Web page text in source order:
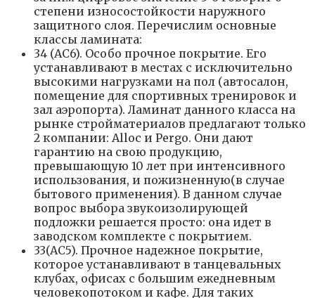
степени износостойкости наружного
защитного слоя. Перечислим основные
классы ламината:
34 (AC6). Особо прочное покрытие. Его
устанавливают в местах с исключительно
высокими нагрузками на пол (автосалон,
помещение для спортивных тренировок и
зал аэропорта). Ламинат данного класса на
рынке стройматериалов предлагают только
2 компании: Alloc и Pergo. Они дают
гарантию на свою продукцию,
превышающую 10 лет при интенсивного
использования, и пожизненную(в случае
бытового применения). В данном случае
вопрос выбора звукоизолирующей
подложки решается просто: она идет в
заводском комплекте с покрытием.
33(AC5). Прочное надежное покрытие,
которое устанавливают в танцевальных
клубах, офисах с большим ежедневным
человекопотоком и кафе. Для таких